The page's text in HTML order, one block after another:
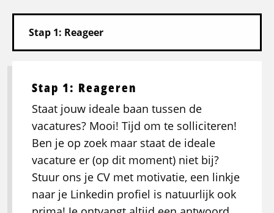
Stap 1: Reageren
Staat jouw ideale baan tussen de
vacatures? Mooi! Tijd om te solliciteren!
Ben je op zoek maar staat de ideale
vacature er (op dit moment) niet bij?
Stuur ons je CV met motivatie, een linkje
naar je Linkedin profiel is natuurlijk ook